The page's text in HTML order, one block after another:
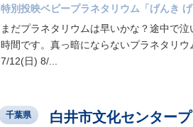
特別投映ベビープラネタリウム「げんき
まだプラネタリウムは早いかな？途中で
時間です。真っ暗にならないプラネタリ
7/12(日) 8/...
千葉県 白井市文化センター